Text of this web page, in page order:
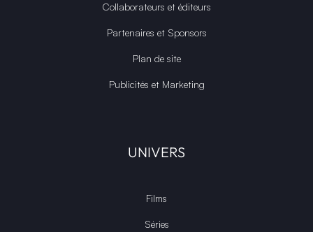
Collaborateurs et éditeurs
Partenaires et Sponsors
Plan de site
Publicités et Marketing
UNIVERS
Films
Séries